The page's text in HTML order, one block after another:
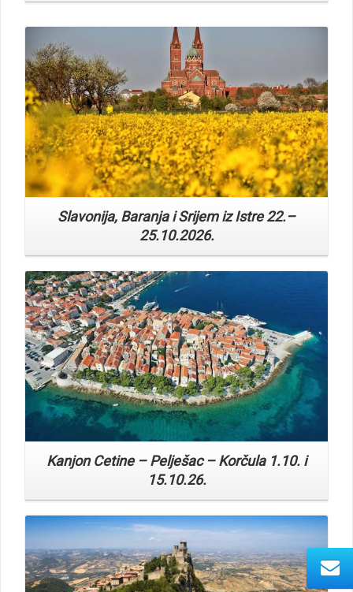
Slavonija, Baranja i Srijem iz Istre 22.–
25.10.2026.
Read More
Kanjon Cetine – Pelješac – Korčula 1.10. i
15.10.26.
Read More